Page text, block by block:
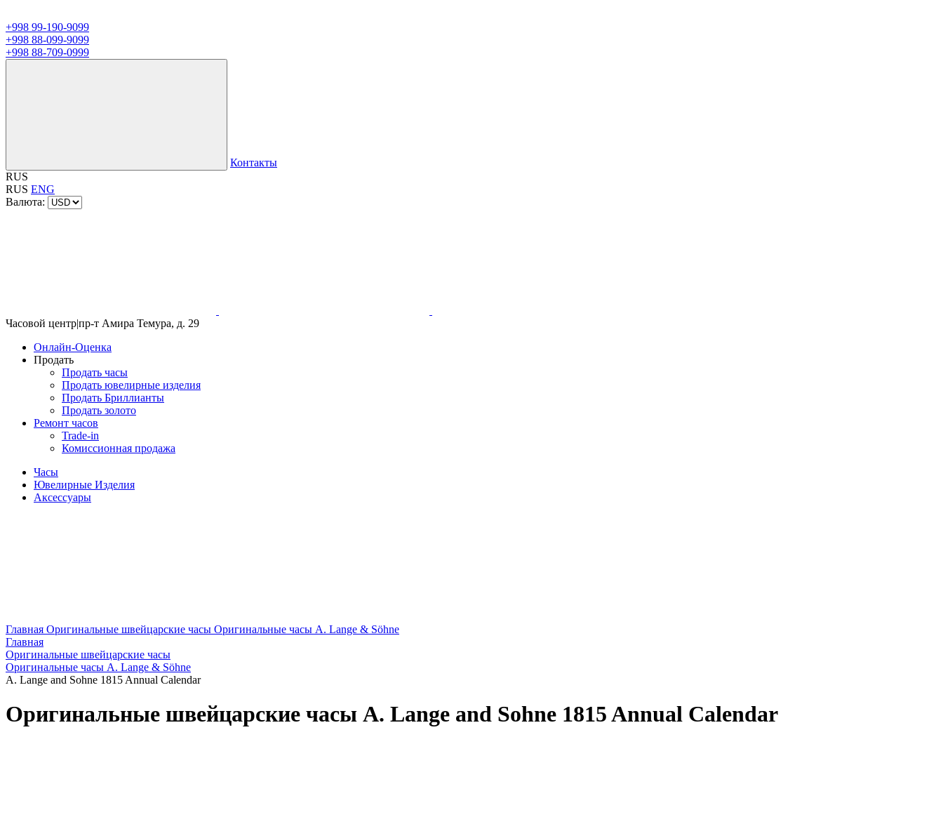
+998 99-190-9099
+998 88-099-9099
+998 88-709-0999
Контакты
RUS
RUS ENG
Валюта:
Часовой центр|пр-т Амира Темура, д. 29
Онлайн-Оценка
Продать
Продать часы
Продать ювелирные изделия
Продать Бриллианты
Продать золото
Ремонт часов
Trade-in
Комиссионная продажа
Часы
Ювелирные Изделия
Аксессуары
Главная Оригинальные швейцарские часы Оригинальные часы A. Lange & Söhne
Главная
Оригинальные швейцарские часы
Оригинальные часы A. Lange & Söhne
A. Lange and Sohne 1815 Annual Calendar
Оригинальные швейцарские часы A. Lange and Sohne 1815 Annual Calendar